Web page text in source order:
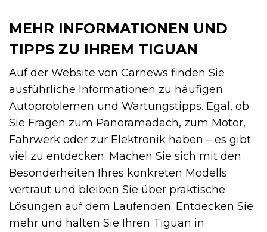
MEHR INFORMATIONEN UND
TIPPS ZU IHREM TIGUAN
Auf der Website von Carnews finden Sie
ausführliche Informationen zu häufigen
Autoproblemen und Wartungstipps. Egal, ob
Sie Fragen zum Panoramadach, zum Motor,
Fahrwerk oder zur Elektronik haben – es gibt
viel zu entdecken. Machen Sie sich mit den
Besonderheiten Ihres konkreten Modells
vertraut und bleiben Sie über praktische
Lösungen auf dem Laufenden. Entdecken Sie
mehr und halten Sie Ihren Tiguan in